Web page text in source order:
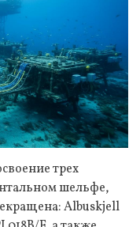
трех
шельфе,
Albuskjell